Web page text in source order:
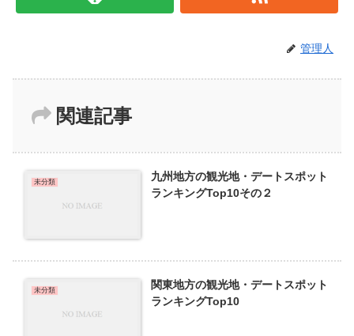
管理人
関連記事
未分類
九州地方の観光地・デートスポット
ランキングTop10その２
未分類
関東地方の観光地・デートスポット
ランキングTop10